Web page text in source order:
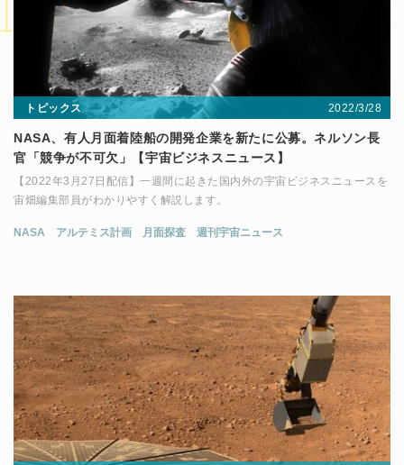
トピックス 2022/3/28
NASA、有人月面着陸船の開発企業を新たに公募。ネルソン長
官「競争が不可欠」【宇宙ビジネスニュース】
【2022年3月27日配信】一週間に起きた国内外の宇宙ビジネスニュースを
宙畑編集部員がわかりやすく解説します。
NASA アルテミス計画 月面探査 週刊宇宙ニュース